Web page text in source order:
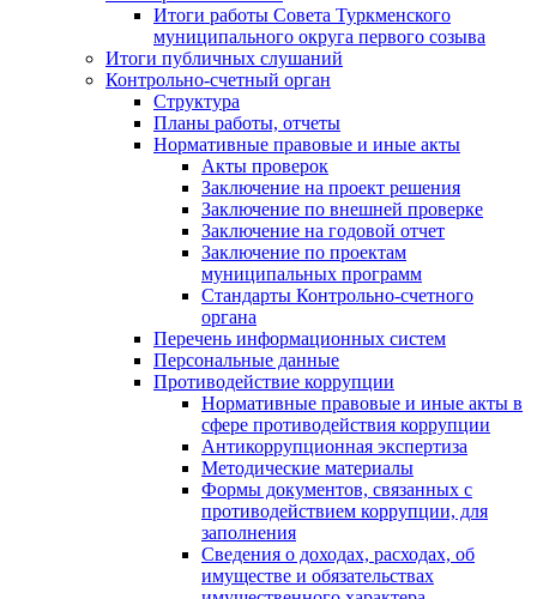
Итоги работы Совета Туркменского
муниципального округа первого созыва
Итоги публичных слушаний
Контрольно-счетный орган
Структура
Планы работы, отчеты
Нормативные правовые и иные акты
Акты проверок
Заключение на проект решения
Заключение по внешней проверке
Заключение на годовой отчет
Заключение по проектам
муниципальных программ
Стандарты Контрольно-счетного
органа
Перечень информационных систем
Персональные данные
Противодействие коррупции
Нормативные правовые и иные акты в
сфере противодействия коррупции
Антикоррупционная экспертиза
Методические материалы
Формы документов, связанных с
противодействием коррупции, для
заполнения
Сведения о доходах, расходах, об
имуществе и обязательствах